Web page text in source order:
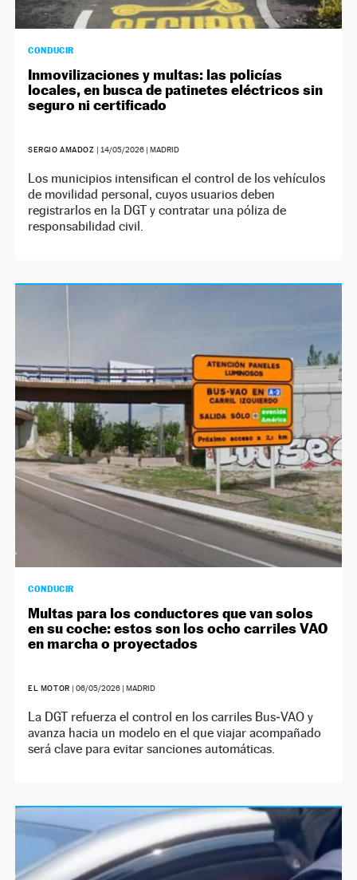
CONDUCIR
Inmovilizaciones y multas: las policías
locales, en busca de patinetes eléctricos sin
seguro ni certificado
SERGIO AMADOZ | 14/05/2026 | MADRID
Los municipios intensifican el control de los vehículos
de movilidad personal, cuyos usuarios deben
registrarlos en la DGT y contratar una póliza de
responsabilidad civil.
CONDUCIR
Multas para los conductores que van solos
en su coche: estos son los ocho carriles VAO
en marcha o proyectados
EL MOTOR |06/05/2026 | MADRID
La DGT refuerza el control en los carriles Bus‑VAO y
avanza hacia un modelo en el que viajar acompañado
será clave para evitar sanciones automáticas.